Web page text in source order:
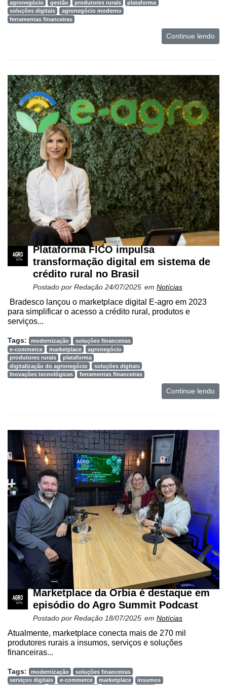
agronegócio gestão produtores rurais
plataforma
soluções digitais
agronegócio moderno
ferramentas financeiras
Continue lendo
Plataforma FICO impulsa
transformação digital em sistema de
crédito rural no Brasil
Postado por Redação 24/07/2025 em Notícias
Bradesco lançou o marketplace digital E-agro em 2023
para simplificar o acesso a crédito rural, produtos e
serviços...
Tags: modernização
soluções financeiras
e-commerce
marketplace
agronegócio
produtores rurais
plataforma
digitalização do agronegócio
soluções digitais
Inovações tecnológicas
ferramentas financeiras
Continue lendo
Marketplace da Orbia é destaque em
episódio do Agro Summit Podcast
Postado por Redação 18/07/2025 em Notícias
Atualmente, marketplace conecta mais de 270 mil
produtores rurais a insumos, serviços e soluções
financeiras...
Tags: modernização
soluções financeiras
serviços digitais
e-commerce marketplace
insumos